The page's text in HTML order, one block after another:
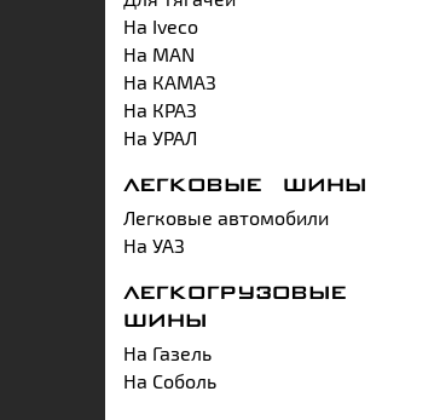
На Iveco
На MAN
На КАМАЗ
На КРАЗ
На УРАЛ
ЛЕГКОВЫЕ ШИНЫ
Легковые автомобили
На УАЗ
ЛЕГКОГРУЗОВЫЕ
ШИНЫ
На Газель
На Соболь